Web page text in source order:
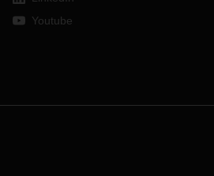
Youtube